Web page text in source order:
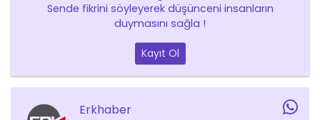
Erkhaber
Sende fikrini söyleyerek düşünceni insanların
duymasını sağla !
Kayıt Ol